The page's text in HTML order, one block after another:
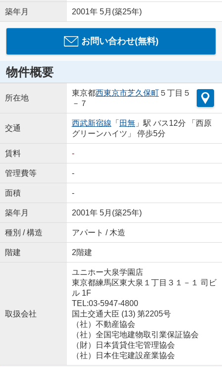
築年月 2001年 5月(築25年)
お問い合わせ(無料)
物件概要
所在地
東京都西東京市芝久保町５丁目５
－７
交通
西武新宿線 「 田無」駅 バス12分 「西原
グリーンハイツ」 停歩5分
賃料 -
管理費等 -
面積 -
築年月 2001年 5月(築25年)
種別 / 構造 アパート / 木造
階建 2階建
取扱会社
ユニホー大泉学園店
東京都練馬区東大泉１丁目３１－１ 司ビ
ル 1F
TEL:03-5947-4800
国土交通大臣 (13) 第2205号
（社）不動産協会
（社）全国宅地建物取引業保証協会
（財）日本賃貸住宅管理協会
（社）日本住宅建設産業協会